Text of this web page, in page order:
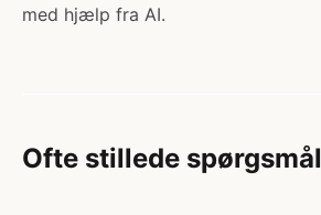
med hjælp fra AI.
Ofte stillede spørgsmål